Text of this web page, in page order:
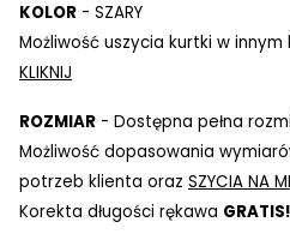
KOLOR - SZARY
Możliwość uszycia kurtki w innym
KLIKNIJ
ROZMIAR - Dostępna pełna
Możliwość dopasowania
potrzeb klienta oraz SZYCIA NA
Korekta długości rękawa GRATIS!